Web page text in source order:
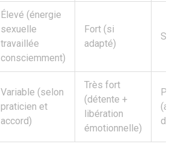
Élevé (énergie
sexuelle
travaillée
consciemment)
Fort (si
adapté)
Variable (selon
praticien et
accord)
Très fort
(détente +
libération
émotionnelle)
du